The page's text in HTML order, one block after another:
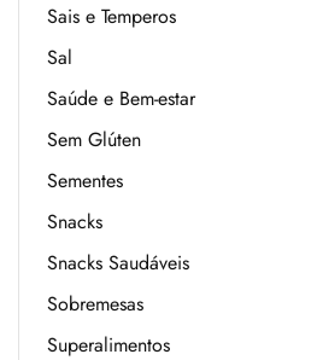
Sais e Temperos
Sal
Saúde e Bem-estar
Sem Glúten
Sementes
Snacks
Snacks Saudáveis
Sobremesas
Superalimentos